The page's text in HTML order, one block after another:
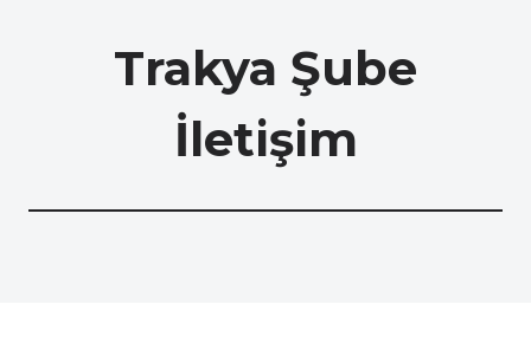
Trakya Şube
İletişim